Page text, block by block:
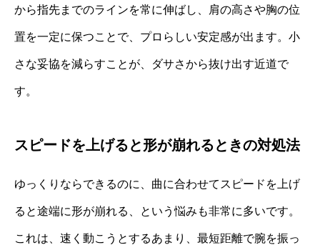
から指先までのラインを常に伸ばし、肩の高さや胸の位
置を一定に保つことで、プロらしい安定感が出ます。小
さな妥協を減らすことが、ダサさから抜け出す近道で
す。
スピードを上げると形が崩れるときの対処法
ゆっくりならできるのに、曲に合わせてスピードを上げ
ると途端に形が崩れる、という悩みも非常に多いです。
これは、速く動こうとするあまり、最短距離で腕を振っ